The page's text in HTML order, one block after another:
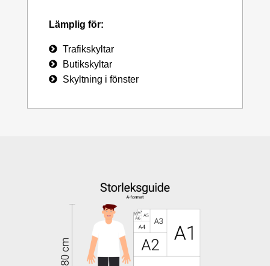
Lämplig för:
Trafikskyltar
Butikskyltar
Skyltning i fönster